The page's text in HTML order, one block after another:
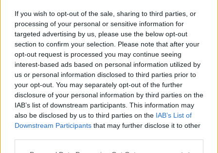
If you wish to opt-out of the sale, sharing to third parties, or
processing of your personal or sensitive information for
targeted advertising by us, please use the below opt-out
section to confirm your selection. Please note that after your
opt-out request is processed you may continue seeing
interest-based ads based on personal information utilized by
us or personal information disclosed to third parties prior to
your opt-out. You may separately opt-out of the further
disclosure of your personal information by third parties on the
IAB’s list of downstream participants. This information may
also be disclosed by us to third parties on the IAB’s List of
Downstream Participants that may further disclose it to other